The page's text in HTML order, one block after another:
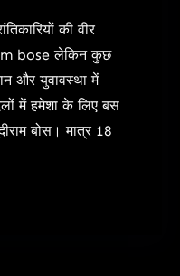
की वीर
bose लेकिन कुछ
और युवावस्था में
में हमेशा के लिए बस
बोस। मात्र 18